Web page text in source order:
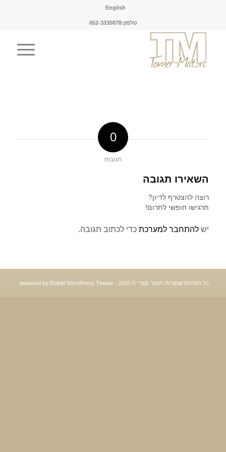
English
טלפון:052-3335878
0
תגובות
השאירו תגובה
רוצה להצטרף לדיון?
תרגישו חופשי לתרום!
יש להתחבר למערכתכדי לכתוב תגובה.
כל הזכויות שמורות תומר מצרי © 2015 - powered by Enfold WordPress Theme